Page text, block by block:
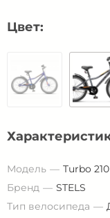
Цвет:
Модель
Turbo
Бренд
STELS
Тип велосипеда